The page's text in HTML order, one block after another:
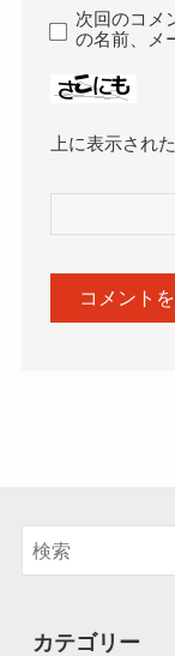
次回のコメ
の名前、メ
上に表示され
カテゴリー